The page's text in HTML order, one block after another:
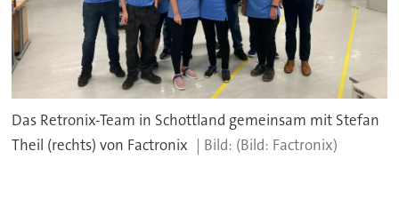
Das Retronix-Team in Schottland gemeinsam mit Stefan
Theil (rechts) von Factronix
(Bild: Factronix)